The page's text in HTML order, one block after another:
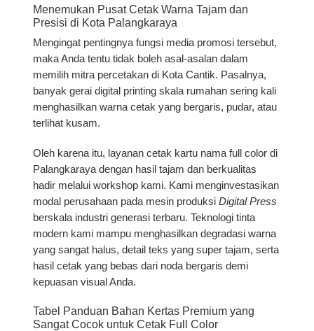
Menemukan Pusat Cetak Warna Tajam dan
Presisi di Kota Palangkaraya
Mengingat pentingnya fungsi media promosi tersebut,
maka Anda tentu tidak boleh asal-asalan dalam
memilih mitra percetakan di Kota Cantik. Pasalnya,
banyak gerai digital printing skala rumahan sering kali
menghasilkan warna cetak yang bergaris, pudar, atau
terlihat kusam.
Oleh karena itu, layanan cetak kartu nama full color di
Palangkaraya dengan hasil tajam dan berkualitas
hadir melalui workshop kami. Kami menginvestasikan
modal perusahaan pada mesin produksiDigital Press
berskala industri generasi terbaru. Teknologi tinta
modern kami mampu menghasilkan degradasi warna
yang sangat halus, detail teks yang super tajam, serta
hasil cetak yang bebas dari noda bergaris demi
kepuasan visual Anda.
Tabel Panduan Bahan Kertas Premium yang
Sangat Cocok untuk Cetak Full Color